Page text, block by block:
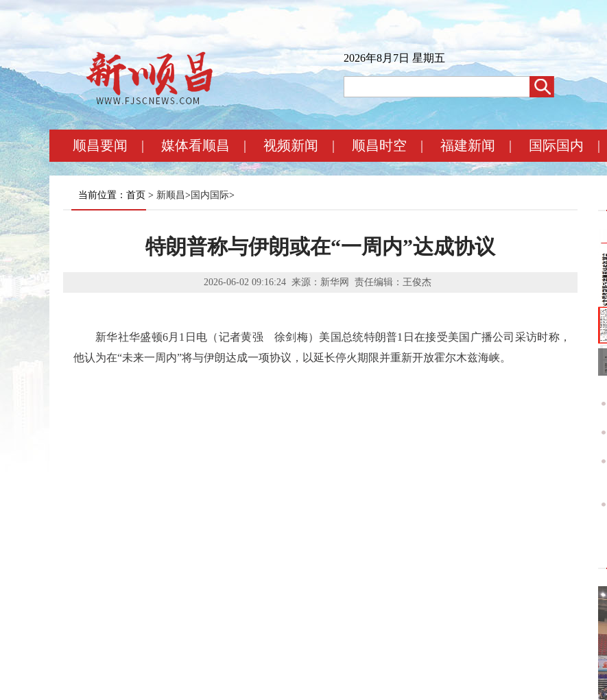
2026年8月7日 星期五
顺昌要闻 | 媒体看顺昌 | 视频新闻 | 顺昌时空 | 福建新闻 | 国际国内 |
当前位置：首页 > 新顺昌> 国内国际>
特朗普称与伊朗或在“一周内”达成协议
2026-06-02 09:16:24 来源：新华网 责任编辑：王俊杰
新华社华盛顿6月1日电（记者黄强 徐剑梅）美国总统特朗普1日在接受美国广播公司采访时称，
他认为在“未来一周内”将与伊朗达成一项协议，以延长停火期限并重新开放霍尔木兹海峡。